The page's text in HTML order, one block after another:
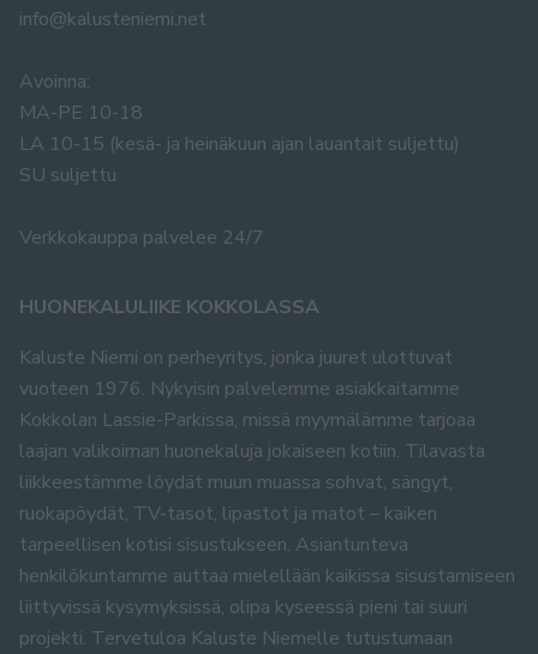
info@kalusteniemi.net
Avoinna:
MA-PE 10-18
LA 10-15 (kesä- ja heinäkuun ajan lauantait suljettu)
SU suljettu
Verkkokauppa palvelee 24/7
HUONEKALULIIKE KOKKOLASSA
Kaluste Niemi on perheyritys, jonka juuret ulottuvat
vuoteen 1976. Nykyisin palvelemme asiakkaitamme
Kokkolan Lassie-Parkissa, missä myymälämme tarjoaa
laajan valikoiman huonekaluja jokaiseen kotiin. Tilavasta
liikkeestämme löydät muun muassa sohvat, sängyt,
ruokapöydät, TV-tasot, lipastot ja matot – kaiken
tarpeellisen kotisi sisustukseen. Asiantunteva
henkilökuntamme auttaa mielellään kaikissa sisustamiseen
liittyvissä kysymyksissä, olipa kyseessä pieni tai suuri
projekti. Tervetuloa Kaluste Niemelle tutustumaan